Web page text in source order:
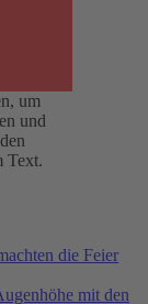
um
und
Text.